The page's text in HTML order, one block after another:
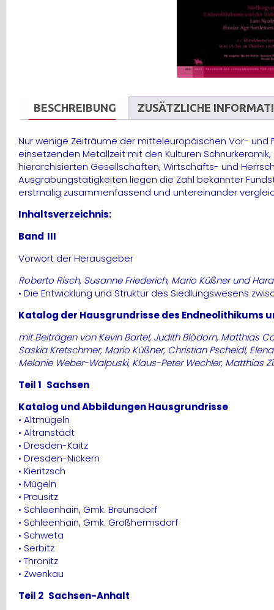
BESCHREIBUNG ZUSÄTZLICHE
Nur wenige Zeiträume der mitteleuropäischen Vor- und
einsetzenden Metallzeit mit den Kulturen
hierarchisierten Gesellschaften, Wirtschafts- und
Ausgrabungstätigkeiten liegen die Zahl bekannter
erstmalig zusammenfassend und untereinander
Inhaltsverzeichnis:
Band III
Vorwort der Herausgeber
Roberto Risch, Susanne Friederich, Mario Küßner und
• Die Entwicklung und Struktur des Siedlungswesens
Katalog der Hausgrundrisse des Endneolithikums
mit Beiträgen von Kevin Bartel, Judith Blödorn, Matthias
Saskia Kretschmer, Mario Küßner, Christian Pscheidl,
Melanie Weber-Walpuski, Klaus-Peter Wechler, Matthias
Teil 1 Sachsen
Katalog und Abbildungen Hausgrundrisse
• Altmügeln
• Altranstädt
• Dresden-Kaitz
• Dresden-Nickern
• Kieritzsch
• Mügeln
• Prausitz
• Schleenhain, Gmk. Breunsdorf
• Schleenhain, Gmk. Großhermsdorf
• Schweta
• Serbitz
• Thronitz
• Zwenkau
Teil 2 Sachsen-Anhalt